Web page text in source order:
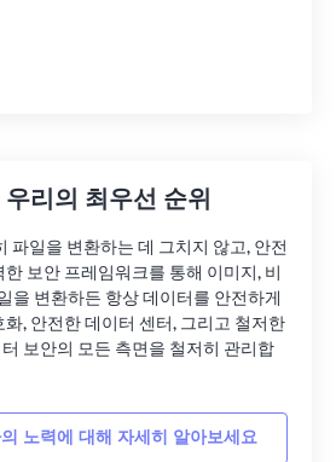
리의 최우선 순위
파일을 변환하는 데 그치지 않고, 안전
보안 프레임워크를 통해 이미지, 비
을 변환하든 항상 데이터를 안전하게
, 안전한 데이터 센터, 그리고 철저한
보안의 모든 측면을 철저히 관리합
노력에 대해 자세히 알아보세요